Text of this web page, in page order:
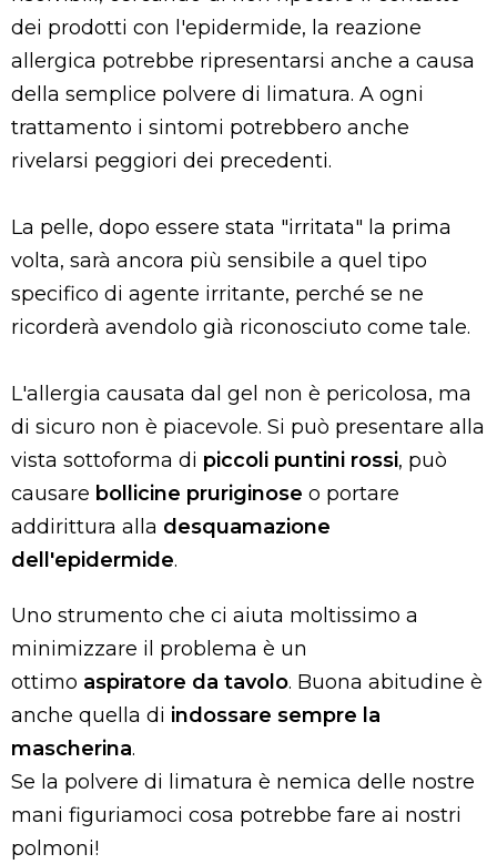
dei prodotti con l'epidermide, la reazione
allergica potrebbe ripresentarsi anche a causa
della semplice polvere di limatura. A ogni
trattamento i sintomi potrebbero anche
rivelarsi peggiori dei precedenti.
La pelle, dopo essere stata "irritata" la prima
volta, sarà ancora più sensibile a quel tipo
specifico di agente irritante, perché se ne
ricorderà avendolo già riconosciuto come tale.
L'allergia causata dal gel non è pericolosa, ma
di sicuro non è piacevole. Si può presentare alla
vista sottoforma di piccoli puntini rossi, può
causare bollicine pruriginose o portare
addirittura alla desquamazione
dell'epidermide.
Uno strumento che ci aiuta moltissimo a
minimizzare il problema è un
ottimo aspiratore da tavolo. Buona abitudine è
anche quella di indossare sempre la
mascherina.
Se la polvere di limatura è nemica delle nostre
mani figuriamoci cosa potrebbe fare ai nostri
polmoni!